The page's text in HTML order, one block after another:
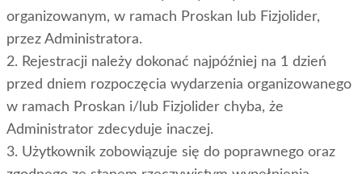
organizowanym, w ramach Proskan lub Fizjolider,
przez Administratora.
2. Rejestracji należy dokonać najpóźniej na 1 dzień
przed dniem rozpoczęcia wydarzenia organizowanego
w ramach Proskan i/lub Fizjolider chyba, że
Administrator zdecyduje inaczej.
3. Użytkownik zobowiązuje się do poprawnego oraz